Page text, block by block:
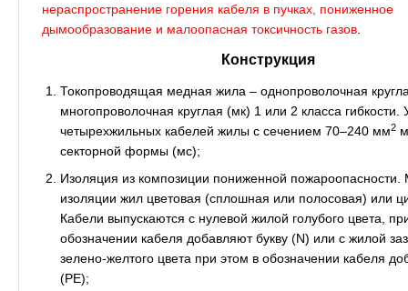
нераспространение горения кабеля в пучках, пониженное
дымообразование и малоопасная токсичность газов
Конструкция
Токопроводящая медная жила – однопроволочная
многопроволочная круглая (мк) 1 или 2 класса гибкости.
четырехжильных кабелей жилы с сечением 70–240 мм2
секторной формы (мс);
Изоляция из композиции пониженной пожароопасности.
изоляции жил цветовая (сплошная или полосовая) или
Кабели выпускаются с нулевой жилой голубого цвета,
обозначении кабеля добавляют букву (N) или с жилой
зелено-желтого цвета при этом в обозначении кабеля
(РЕ);